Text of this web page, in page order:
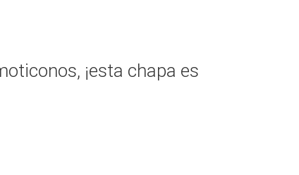
¡esta chapa es